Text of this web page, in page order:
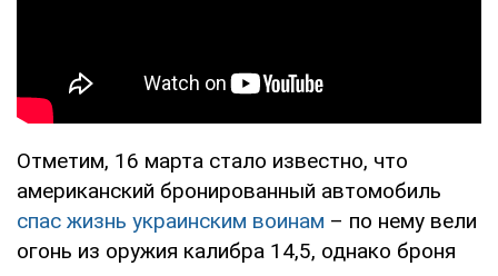
Отметим, 16 марта стало известно, что
американский бронированный автомобиль
спас жизнь украинским воинам – по нему вели
огонь из оружия калибра 14,5, однако броня